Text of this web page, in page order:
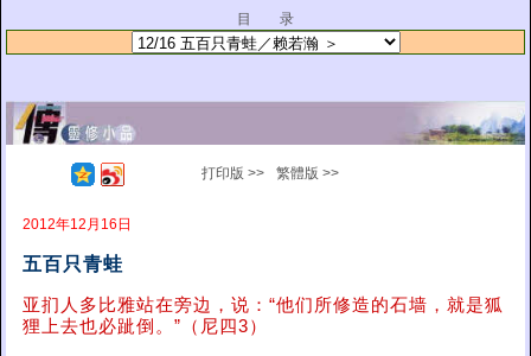
目 录
打印版 >> 繁體版 >>
2012年12月16日
五百只青蛙
亚扪人多比雅站在旁边，说：“他们所修造的石墙，就是狐
狸上去也必跐倒。”（尼四3）